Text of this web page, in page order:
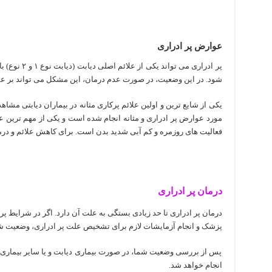
عوارض پر ادراری
پر ادراری می
شود. در این وضعیت، در صورت عدم درمان، این مشکل می تواند بر
یکی از شایع ترین و اولین علائم پرکاری مثانه در بیماران دیابتی
مورد عوارض پر ادراری و مثانه انجام شده است و یکی از مهم ترین
فعالیت های روزمره و کم آبی شدید بدن است. برای کاهش علائم و
درمان پر ادراری
درمان پر ادراری تا حد زیادی بستگی به علت آن دارد. اگر در شرایط
پزشک و انجام آزمایشات لازم برای تشخیص علت پر ادراری،
پس از بررسی وضعیت شما، در صورت بیماری دیابت و یا سایر بیماری
انجام خواهد شد.